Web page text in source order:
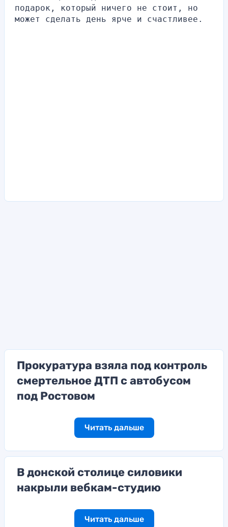
подарок, который ничего не стоит, но
может сделать день ярче и счастливее.
Прокуратура взяла под контроль
смертельное ДТП с автобусом
под Ростовом
Читать дальше
В донской столице силовики
накрыли вебкам-студию
Читать дальше